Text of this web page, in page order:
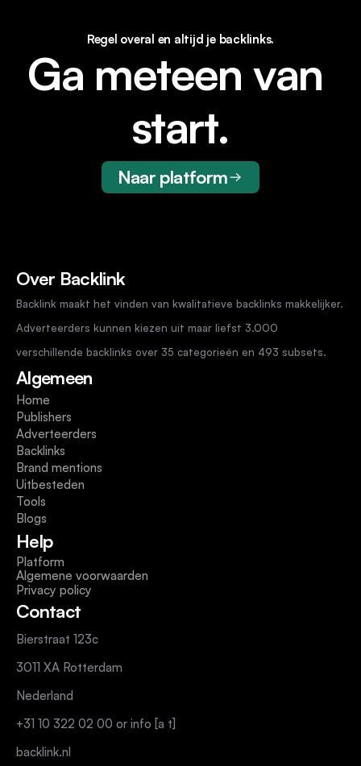
Regel overal en altijd je backlinks.
Ga meteen van
start.
Naar platform
Over Backlink
Backlink maakt het vinden van kwalitatieve backlinks makkelijker.
Adverteerders kunnen kiezen uit maar liefst 3.000
verschillende backlinks over 35 categorieën en 493 subsets.
Algemeen
Home
Publishers
Adverteerders
Backlinks
Brand mentions
Uitbesteden
Tools
Blogs
Help
Platform
Algemene voorwaarden
Privacy policy
Contact
Bierstraat 123c
3011 XA Rotterdam
Nederland
+31 10 322 02 00 or info [a t]
backlink.nl